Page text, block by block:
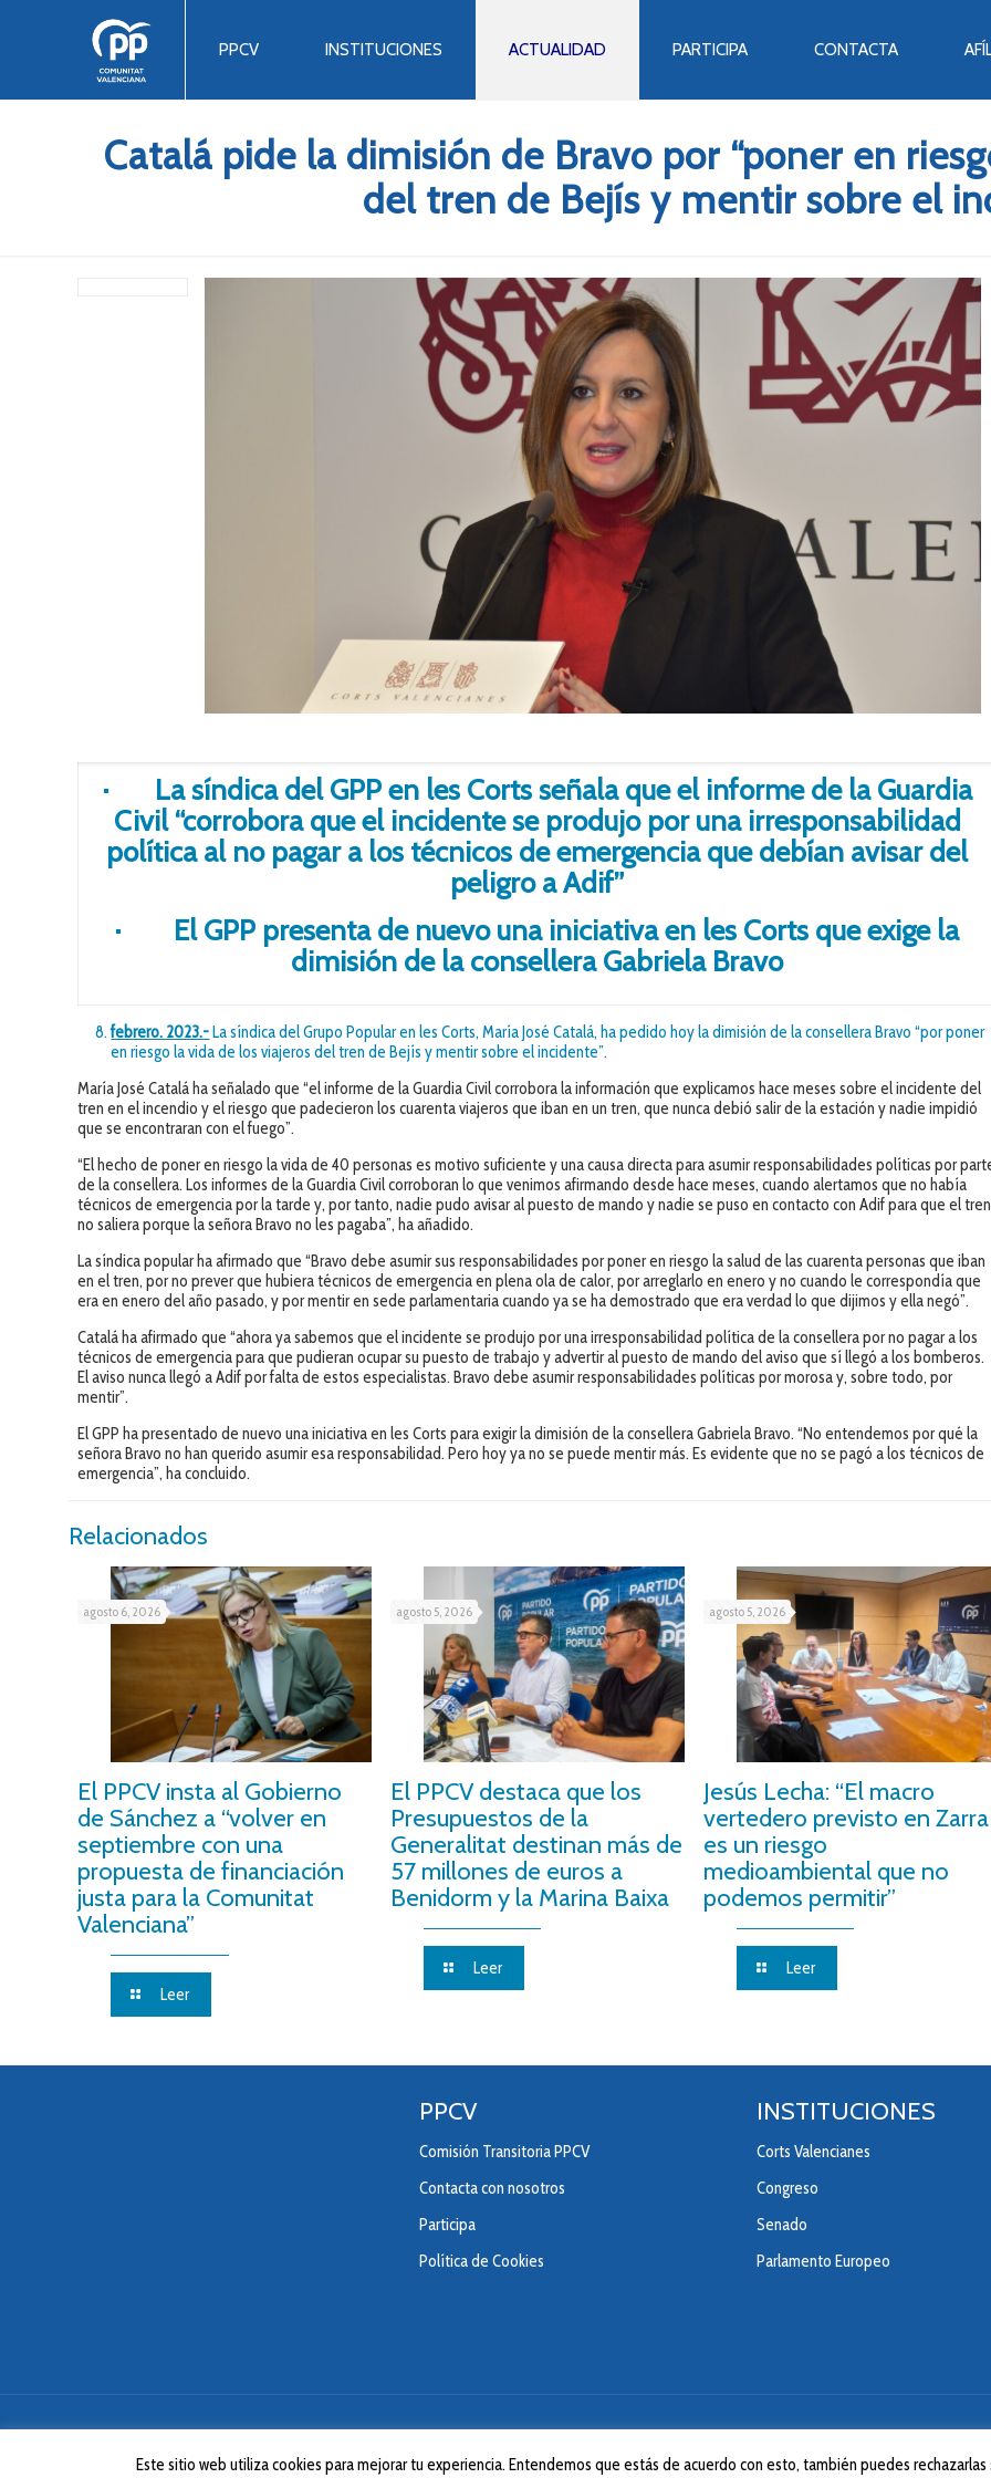
PPCV INSTITUCIONES ACTUALIDAD PARTICIPA CONTACTA
Catalá pide la dimisión de Bravo por “poner en
del tren de Bejís y mentir sobre el
· La síndica del GPP en les Corts señala que el informe de la Guardia
Civil “corrobora que el incidente se produjo por una irresponsabilidad
política al no pagar a los técnicos de emergencia que debían avisar del
peligro a Adif”
· El GPP presenta de nuevo una iniciativa en les Corts que exige la
dimisión de la consellera Gabriela Bravo
febrero. 2023.- La síndica del Grupo Popular en les Corts, María José Catalá, ha pedido hoy la dimisión de la consellera Bravo “por poner
en riesgo la vida de los viajeros del tren de Bejís y mentir sobre el incidente”.
María José Catalá ha señalado que “el informe de la Guardia Civil corrobora la información que explicamos hace meses sobre el incidente del
tren en el incendio y el riesgo que padecieron los cuarenta viajeros que iban en un tren, que nunca debió salir de la estación y nadie impidió
que se encontraran con el fuego”.
“El hecho de poner en riesgo la vida de 40 personas es motivo suficiente y una causa directa para asumir responsabilidades políticas por
de la consellera. Los informes de la Guardia Civil corroboran lo que venimos afirmando desde hace meses, cuando alertamos que no había
técnicos de emergencia por la tarde y, por tanto, nadie pudo avisar al puesto de mando y nadie se puso en contacto con Adif para que el tren
no saliera porque la señora Bravo no les pagaba”, ha añadido.
La síndica popular ha afirmado que “Bravo debe asumir sus responsabilidades por poner en riesgo la salud de las cuarenta personas que iban
en el tren, por no prever que hubiera técnicos de emergencia en plena ola de calor, por arreglarlo en enero y no cuando le correspondía que
era en enero del año pasado, y por mentir en sede parlamentaria cuando ya se ha demostrado que era verdad lo que dijimos y ella negó”.
Catalá ha afirmado que “ahora ya sabemos que el incidente se produjo por una irresponsabilidad política de la consellera por no pagar a los
técnicos de emergencia para que pudieran ocupar su puesto de trabajo y advertir al puesto de mando del aviso que sí llegó a los bomberos.
El aviso nunca llegó a Adif por falta de estos especialistas. Bravo debe asumir responsabilidades políticas por morosa y, sobre todo, por
mentir”.
El GPP ha presentado de nuevo una iniciativa en les Corts para exigir la dimisión de la consellera Gabriela Bravo. “No entendemos por qué la
señora Bravo no han querido asumir esa responsabilidad. Pero hoy ya no se puede mentir más. Es evidente que no se pagó a los técnicos de
emergencia”, ha concluido.
Relacionados
agosto 6, 2026
El PPCV insta al Gobierno
de Sánchez a “volver en
septiembre con una
propuesta de financiación
justa para la Comunitat
Valenciana”
Leer
agosto 5, 2026
El PPCV destaca que los
Presupuestos de la
Generalitat destinan más de
57 millones de euros a
Benidorm y la Marina Baixa
Leer
agosto 5, 2026
Jesús Lecha: “El macro
vertedero previsto en Zarra
es un riesgo
medioambiental que no
podemos permitir”
Leer
PPCV
Comisión Transitoria PPCV
Contacta con nosotros
Participa
Política de Cookies
INSTITUCIONES
Corts Valencianes
Congreso
Senado
Parlamento Europeo
Este sitio web utiliza cookies para mejorar tu experiencia. Entendemos que estás de acuerdo con esto, también puedes